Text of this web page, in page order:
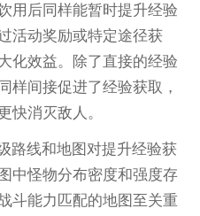
用后同样能暂时提升经验
活动奖励或特定途径获
化效益。除了直接的经验
样间接促进了经验获取，
快消灭敌人。
路线和地图对提升经验获
中怪物分布密度和强度存
斗能力匹配的地图至关重